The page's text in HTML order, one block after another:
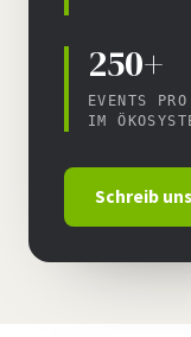
250+
EVENTS
IM
Schreib